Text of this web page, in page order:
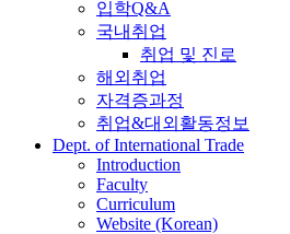
입학Q&A
국내취업
취업 및 진로
해외취업
자격증과정
취업&대외활동정보
Dept. of International Trade
Introduction
Faculty
Curriculum
Website (Korean)